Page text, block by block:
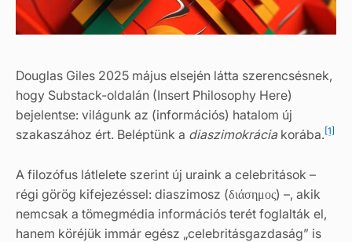
Douglas Giles 2025 május elsején látta szerencsésnek,
hogy Substack-oldalán (Insert Philosophy Here)
bejelentse: világunk az (információs) hatalom új
szakaszához ért. Beléptünk a diaszimokráciakorába.[1]
A filozófus látlelete szerint új uraink a celebritások –
régi görög kifejezéssel: diaszimosz (διάσημος) –, akik
nemcsak a tömegmédia információs terét foglalták el,
hanem köréjük immár egész „celebritásgazdaság” is